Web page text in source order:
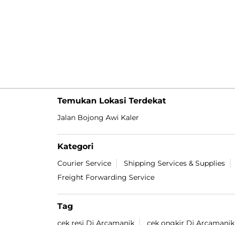
Temukan Lokasi Terdekat
Jalan Bojong Awi Kaler
Kategori
Courier Service Shipping Services & Supplies
Freight Forwarding Service
Tag
cek resi Di Arcamanik cek ongkir Di Arcamanik